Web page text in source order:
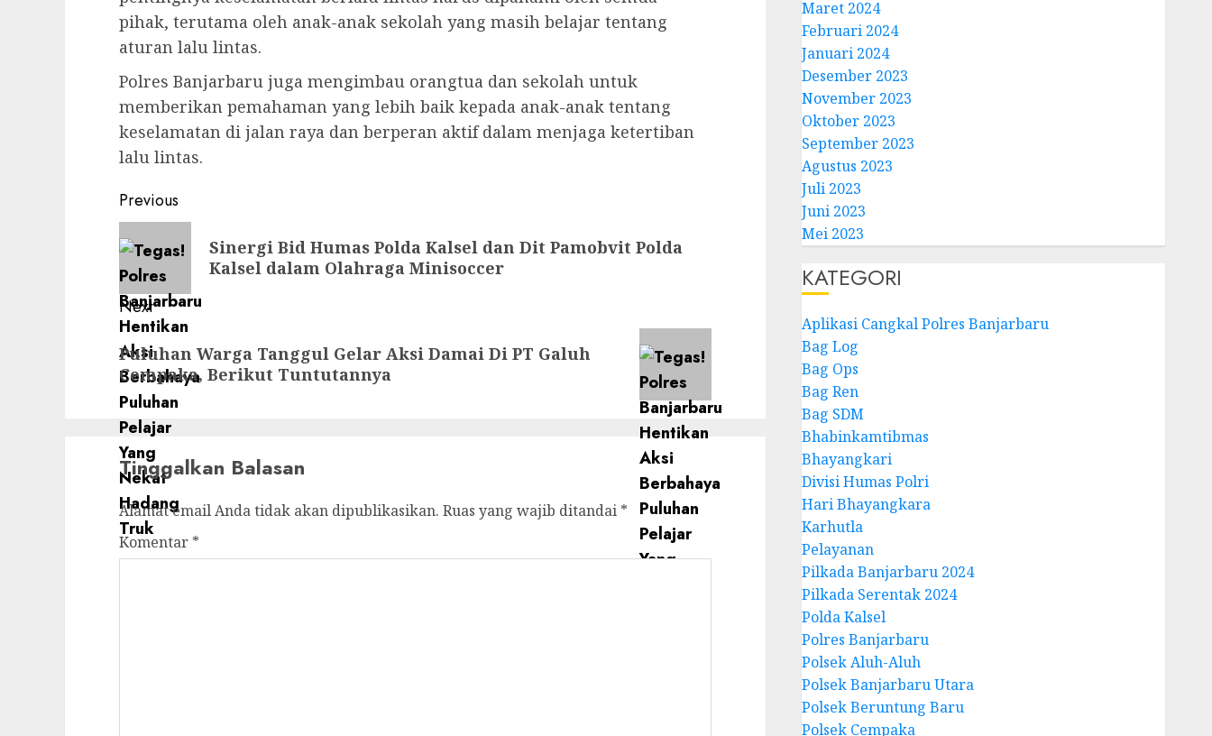
pihak, terutama oleh anak-anak sekolah yang masih belajar tentang
aturan lalu lintas.
Polres Banjarbaru juga mengimbau orangtua dan sekolah untuk
memberikan pemahaman yang lebih baik kepada anak-anak tentang
keselamatan di jalan raya dan berperan aktif dalam menjaga ketertiban
lalu lintas.
Previous
Sinergi Bid Humas Polda Kalsel dan Dit Pamobvit Polda
Kalsel dalam Olahraga Minisoccer
Next
Puluhan Warga Tanggul Gelar Aksi Damai Di PT Galuh
Cempaka, Berikut Tuntutannya
Tinggalkan Balasan
Alamat email Anda tidak akan dipublikasikan. Ruas yang wajib ditandai *
Komentar *
Maret 2024
Februari 2024
Januari 2024
Desember 2023
November 2023
Oktober 2023
September 2023
Agustus 2023
Juli 2023
Juni 2023
Mei 2023
KATEGORI
Aplikasi Cangkal Polres Banjarbaru
Bag Log
Bag Ops
Bag Ren
Bag SDM
Bhabinkamtibmas
Bhayangkari
Divisi Humas Polri
Hari Bhayangkara
Karhutla
Pelayanan
Pilkada Banjarbaru 2024
Pilkada Serentak 2024
Polda Kalsel
Polres Banjarbaru
Polsek Aluh-Aluh
Polsek Banjarbaru Utara
Polsek Beruntung Baru
Polsek Cempaka